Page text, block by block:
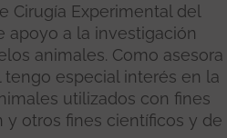
Cirugía Experimental del
apoyo a la investigación
animales. Como asesora
especial interés en la
utilizados con fines
y otros fines científicos y de